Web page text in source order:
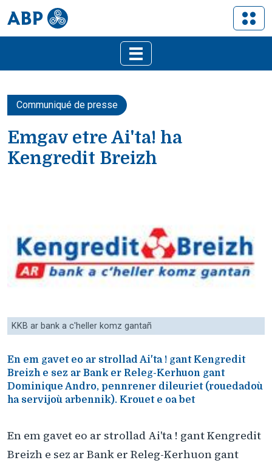
Communiqué de presse
Emgav etre Ai'ta! ha
Kengredit Breizh
KKB ar bank a c'heller komz gantañ
En em gavet eo ar strollad Ai'ta ! gant Kengredit
Breizh e sez ar Bank er Releg-Kerhuon gant
Dominique Andro, pennrener dileuriet (rouedadoù
ha servijoù arbennik). Krouet e oa bet
En em gavet eo ar strollad Ai'ta ! gant Kengredit
Breizh e sez ar Bank er Releg-Kerhuon gant